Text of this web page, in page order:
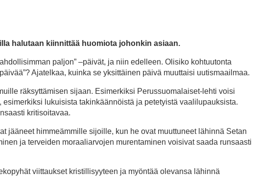
halutaan kiinnittää huomiota johonkin asiaan.
paljon” –päivät, ja niin edelleen. Olisiko kohtuutonta
Ajatelkaa, kuinka se yksittäinen päivä muuttaisi uutismaailmaa.
räksyttämisen sijaan. Esimerkiksi Perussuomalaiset-lehti voisi
lukuisista takinkäännöistä ja petetyistä vaalilupauksista.
kritisoitavaa.
jääneet himmeämmille sijoille, kun he ovat muuttuneet lähinnä Setan
ja terveiden moraaliarvojen murentaminen voisivat saada runsaasti
viittaukset kristillisyyteen ja myöntää olevansa lähinnä